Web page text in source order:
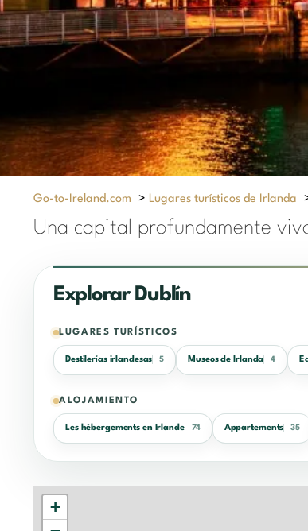
Go-to-Ireland.com > Lugares turísticos de Irlanda
Una capital profundamente
Explorar Dublín
LUGARES TURÍSTICOS
Destilerías irlandesas 5 Museos de Irlanda 4
ALOJAMIENTO
Les hébergements en Irlande 74 Appartements 35
+